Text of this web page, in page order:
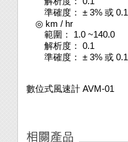
準確度： ± 3% 或 0.1
◎ km / hr
範圍： 1.0 ~140.0
解析度： 0.1
準確度： ± 3% 或 0.1
數位式風速計 AVM-01